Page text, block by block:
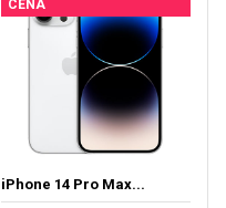
CENA
iPhone 14 Pro Max...